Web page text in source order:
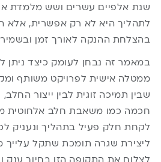
שנת אלפיים עשרים ושש מלמדת
לתהליך היא לא רק אפשרית, אלא
בהצלחת ההנקה לאורך זמן
במאמר זה נבחן לעומק כיצד ניתן
ממטלה אישית לפרויקט משותף
שבין תמיכה זוגית לבין ייצור החלב,
חכמה כמו משאבת חלב אלחוטית
לקחת חלק פעיל בתהליך ונעניק
ליצירת שגרה תומכת שתקל